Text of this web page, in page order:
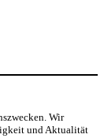
Wir
und Aktualität